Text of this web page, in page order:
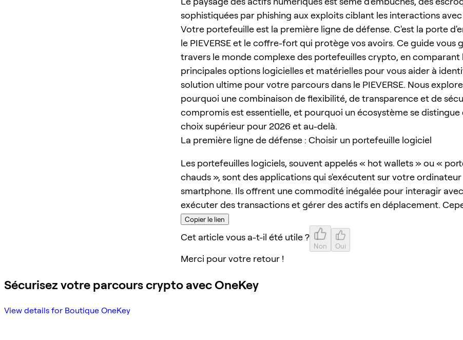
sophistiquées par phishing aux exploits ciblant les interactions avec
Votre portefeuille est la première ligne de défense. C'est la porte
le PIEVERSE et le coffre-fort qui protège vos avoirs. Ce guide vous
travers le monde complexe des portefeuilles crypto, en comparant
principales options logicielles et matérielles pour vous aider à
solution ultime pour votre parcours dans le PIEVERSE. Nous
pourquoi une combinaison de flexibilité, de transparence et de
compromis est essentielle, et pourquoi un écosystème se distingue
choix supérieur pour 2026 et au-delà.
La première ligne de défense : Choisir un portefeuille logiciel
Les portefeuilles logiciels, souvent appelés « hot wallets » ou «
chauds », sont des applications qui s'exécutent sur votre
smartphone. Ils offrent une commodité inégalée pour interagir
exécuter des transactions et gérer des actifs en déplacement.
Copier le lien
Cet article vous a-t-il été utile ?
Non Oui
Merci pour votre retour !
Sécurisez votre parcours crypto avec OneKey
View details for Boutique OneKey